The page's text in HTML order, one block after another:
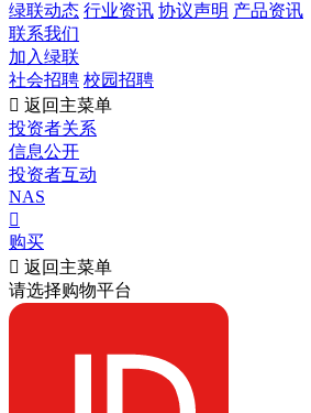
绿联动态 行业资讯 协议声明 产品资讯
联系我们
加入绿联
社会招聘 校园招聘
 返回主菜单
投资者关系
信息公开
投资者互动
NAS

购买
 返回主菜单
请选择购物平台